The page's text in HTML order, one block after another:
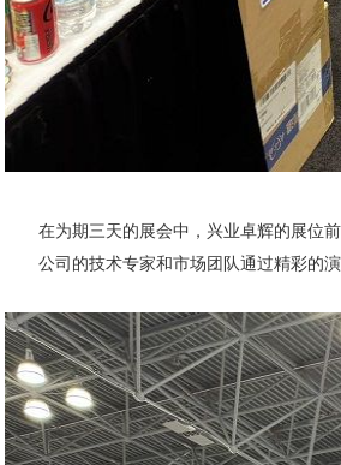
在为期三天的展会中，兴业卓辉的展位前
公司的技术专家和市场团队通过精彩的演